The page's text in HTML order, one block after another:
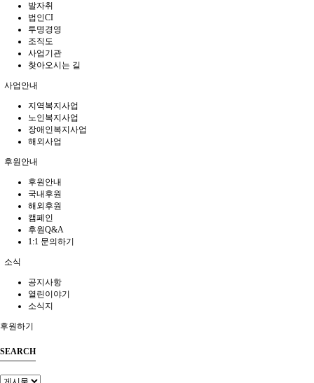
발자취
법인CI
투명경영
조직도
사업기관
찾아오시는 길
사업안내
지역복지사업
노인복지사업
장애인복지사업
해외사업
후원안내
후원안내
국내후원
해외후원
캠페인
후원Q&A
1:1 문의하기
소식
공지사항
열린이야기
소식지
후원하기
SEARCH